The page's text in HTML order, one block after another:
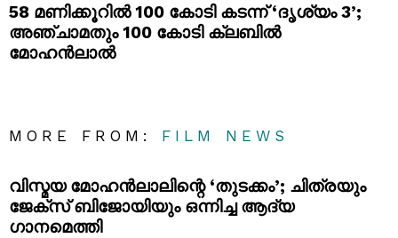
58 മണിക്കൂറിൽ 100 കോടി കടന്ന് ‘ദൃശ്യം 3’;
അഞ്ചാമതും 100 കോടി ക്ലബിൽ
മോഹൻലാൽ
MORE FROM: FILM NEWS
വിസ്മയ മോഹൻലാലിന്റെ ‘തുടക്കം’; ചിത്രയും
ജേക്സ് ബിജോയിയും ഒന്നിച്ച ആദ്യ
ഗാനമെത്തി